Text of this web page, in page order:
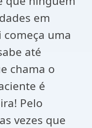
em
uma
até
chama o
é
Pelo
vezes que